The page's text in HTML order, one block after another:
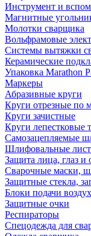
Инструмент и
Магнитные
Молотки сварщика
Вольфрамовые
Системы вытяжки
Керамические
Упаковка Marathon
Маркеры
Абразивные круги
Круги отрезные по
Круги зачистные
Круги лепестковые
Самозацепляемые
Шлифовальные
Защита лица, глаз и
Сварочные маски,
Защитные стекла,
Блоки подачи
Защитные очки
Респираторы
Спецодежда для